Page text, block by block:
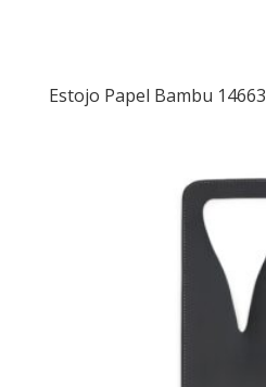
Estojo Papel Bambu 14663